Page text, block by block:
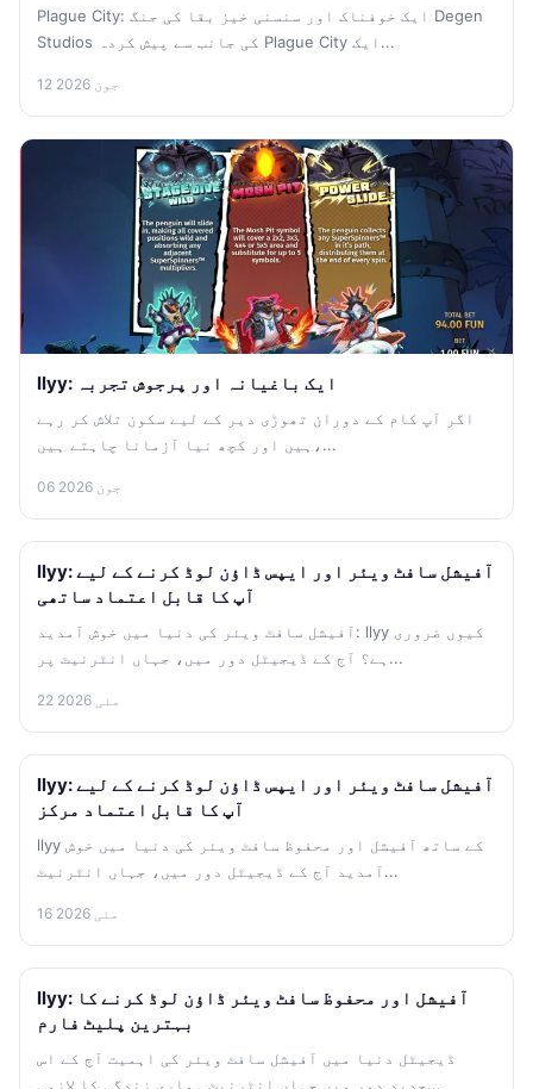
Plague City: ایک خوفناک اور سنسنی خیز بقا کی جنگ Degen
Studios کی جانب سے پیش کردہ Plague City ایک...
12 جون 2026
llyy: ایک باغیانہ اور پرجوش تجربہ
اگر آپ کام کے دوران تھوڑی دیر کے لیے سکون تلاش کر رہے
ہیں اور کچھ نیا آزمانا چاہتے ہیں،...
06 جون 2026
llyy: آفیشل سافٹ ویئر اور ایپس ڈاؤن لوڈ کرنے کے لیے
آپ کا قابل اعتماد ساتھی
آفیشل سافٹ ویئر کی دنیا میں خوش آمدید: llyy کیوں ضروری
ہے؟ آج کے ڈیجیٹل دور میں، جہاں انٹرنیٹ پر...
22 مئی 2026
llyy: آفیشل سافٹ ویئر اور ایپس ڈاؤن لوڈ کرنے کے لیے
آپ کا قابل اعتماد مرکز
llyy کے ساتھ آفیشل اور محفوظ سافٹ ویئر کی دنیا میں خوش
آمدید آج کے ڈیجیٹل دور میں، جہاں انٹرنیٹ...
16 مئی 2026
llyy: آفیشل اور محفوظ سافٹ ویئر ڈاؤن لوڈ کرنے کا
بہترین پلیٹ فارم
ڈیجیٹل دنیا میں آفیشل سافٹ ویئر کی اہمیت آج کے اس
جدید دور میں جہاں انٹرنیٹ ہماری زندگی کا لازمی...